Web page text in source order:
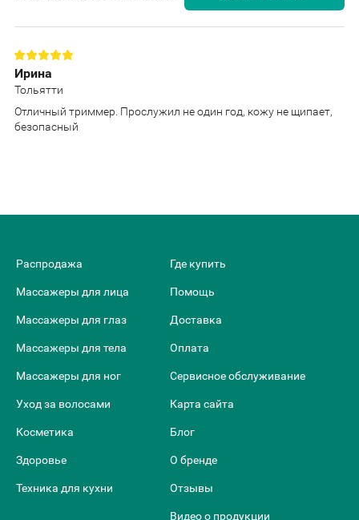
Ирина
Тольятти
Отличный триммер. Прослужил не один год, кожу не щипает,
безопасный
Распродажа
Массажеры для лица
Массажеры для глаз
Массажеры для тела
Массажеры для ног
Уход за волосами
Косметика
Здоровье
Техника для кухни
Где купить
Помощь
Доставка
Оплата
Сервисное обслуживание
Карта сайта
Блог
О бренде
Отзывы
Видео о продукции